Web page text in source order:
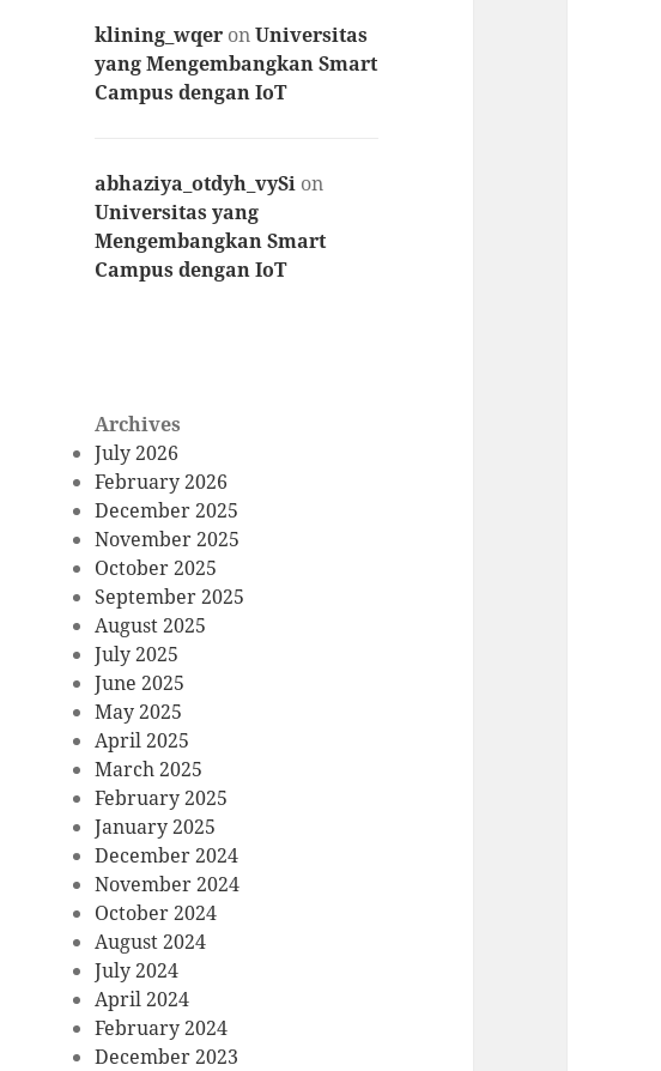
klining_wqer onUniversitas
yang Mengembangkan Smart
Campus dengan IoT
abhaziya_otdyh_vySi on
Universitas yang
Mengembangkan Smart
Campus dengan IoT
Archives
July 2026
February 2026
December 2025
November 2025
October 2025
September 2025
August 2025
July 2025
June 2025
May 2025
April 2025
March 2025
February 2025
January 2025
December 2024
November 2024
October 2024
August 2024
July 2024
April 2024
February 2024
December 2023